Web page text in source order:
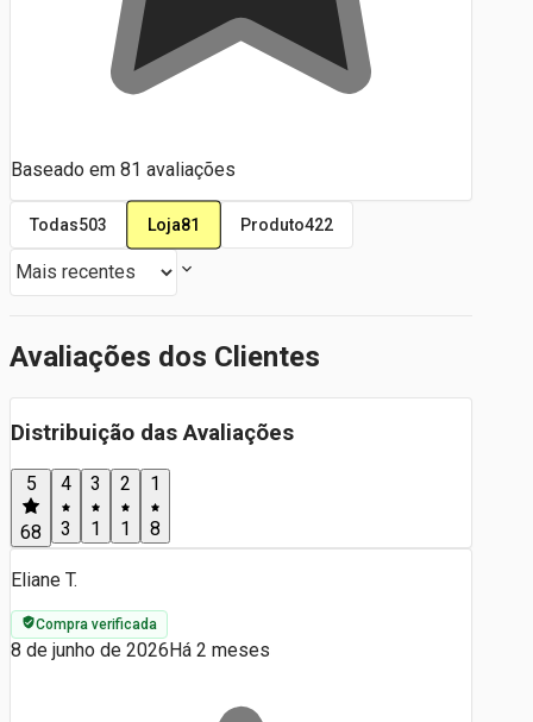
Baseado em 81 avaliações
Todas503 Loja81 Produto422
Avaliações dos Clientes
Distribuição das Avaliações
5
68
4
3
3
1
2
1
1
8
Eliane T.
Compra verificada
8 de junho de 2026Há 2 meses